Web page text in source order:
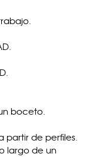
boceto.
partir de perfiles.
largo de un